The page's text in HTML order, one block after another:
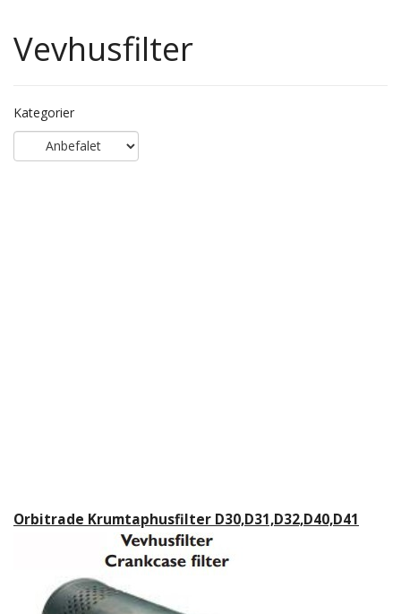
Vevhusfilter
Kategorier
Orbitrade Krumtaphusfilter D30,D31,D32,D40,D41